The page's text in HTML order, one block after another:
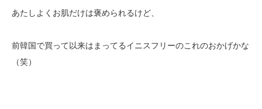
あたしよくお肌だけは褒められるけど、
前韓国で買って以来はまってるイニスフリーのこれのおかげかな
（笑）